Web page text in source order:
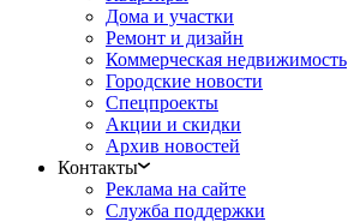
Дома и участки
Ремонт и дизайн
Коммерческая недвижимость
Городские новости
Спецпроекты
Акции и скидки
Архив новостей
Контакты
Реклама на сайте
Служба поддержки